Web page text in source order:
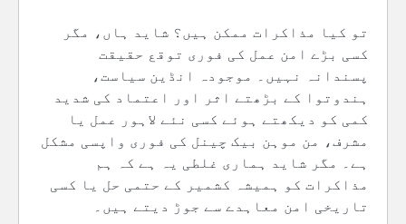
تو کیا مذاکرات ممکن ہیں؟ شاید ہاں، مگر
کسی بڑے امن عمل کی فوری توقع حقیقت
پسندانہ نہیں۔ موجودہ انڈین سیاست،
ہندوتوا کے بڑھتے اثر اور اعتماد کی شدید
کمی کو دیکھتے ہوئے کسی نئے لاہور عمل یا
مشرف، من موہن بیک چینل کی فوری واپسی مشکل
ہے۔ مگر شاید ہماری غلطی یہ ہے کہ ہم
مذاکرات کو ہمیشہ کشمیر کے حتمی حل یا کسی
تاریخی امن معاہدے سے جوڑ دیتے ہیں۔